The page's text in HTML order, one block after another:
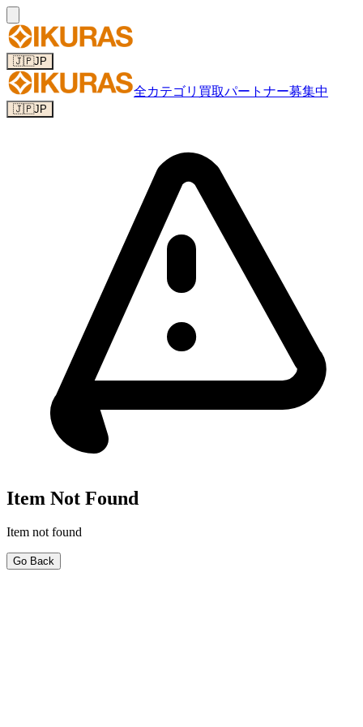
🇯🇵JP
全カテゴリ 買取パートナー募集中
🇯🇵JP
Item Not Found
Item not found
Go Back